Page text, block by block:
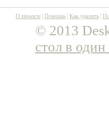
О проекте Помощь Как удалить
© 2013
стол в